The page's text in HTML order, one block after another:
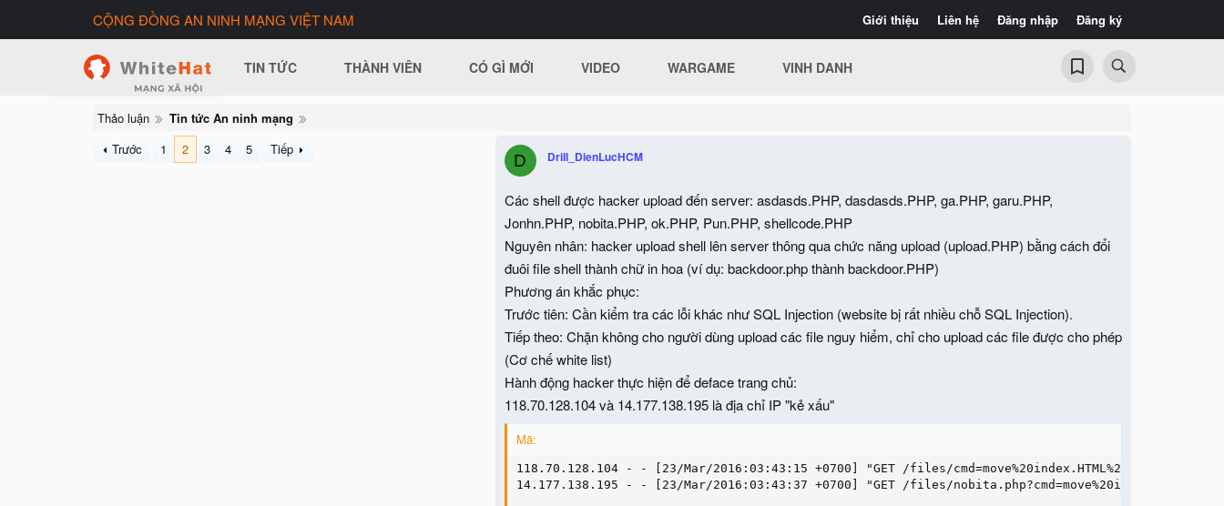
Giới thiệu Liên hệ Đăng nhập Đăng ký
CỘNG ĐỒNG AN NINH MẠNG VIỆT NAM
TIN TỨC THÀNH VIÊN CÓ GÌ MỚI VIDEO WARGAME VINH DANH
Thảo luận
Tin tức An ninh mạng
Trước
1 2 3 4 5 Tiếp
D Drill_DienLucHCM
Các shell được hacker upload đến server: asdasds.PHP, dasdasds.PHP, ga.PHP, garu.PHP,
Jonhn.PHP, nobita.PHP, ok.PHP, Pun.PHP, shellcode.PHP
Nguyên nhân: hacker upload shell lên server thông qua chức năng upload (upload.PHP) bằng cách đổi
đuôi file shell thành chữ in hoa (ví dụ: backdoor.php thành backdoor.PHP)
Phương án khắc phục:
Trước tiên: Cần kiểm tra các lỗi khác như SQL Injection (website bị rất nhiều chỗ SQL Injection).
Tiếp theo: Chặn không cho người dùng upload các file nguy hiểm, chỉ cho upload các file được cho phép
(Cơ chế white list)
Hành động hacker thực hiện để deface trang chủ:
118.70.128.104 và 14.177.138.195 là địa chỉ IP "kẻ xấu"
Mã:
118.70.128.104 - - [23/Mar/2016:03:43:15 +0700] "GET /files/
14.177.138.195 - - [23/Mar/2016:03:43:37 +0700] "GET /files/